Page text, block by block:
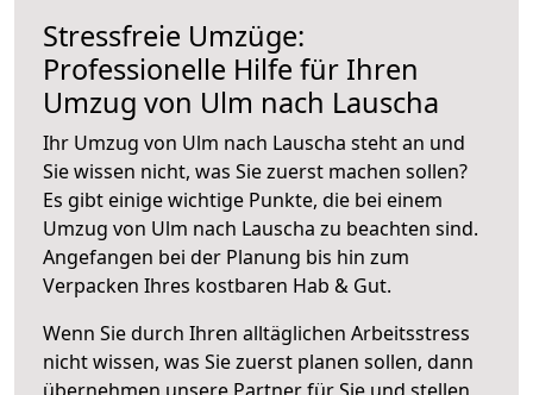
Stressfreie Umzüge:
Professionelle Hilfe für Ihren
Umzug von Ulm nach Lauscha
Ihr Umzug von Ulm nach Lauscha steht an und
Sie wissen nicht, was Sie zuerst machen sollen?
Es gibt einige wichtige Punkte, die bei einem
Umzug von Ulm nach Lauscha zu beachten sind.
Angefangen bei der Planung bis hin zum
Verpacken Ihres kostbaren Hab & Gut.
Wenn Sie durch Ihren alltäglichen Arbeitsstress
nicht wissen, was Sie zuerst planen sollen, dann